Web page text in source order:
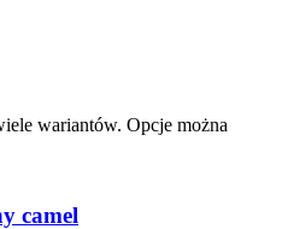
wariantów. Opcje można
camel